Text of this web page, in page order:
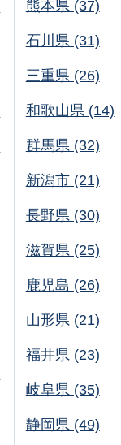
熊本県 (37)
石川県 (31)
三重県 (26)
和歌山県 (14)
群馬県 (32)
新潟市 (21)
長野県 (30)
滋賀県 (25)
鹿児島 (26)
山形県 (21)
福井県 (23)
岐阜県 (35)
静岡県 (49)